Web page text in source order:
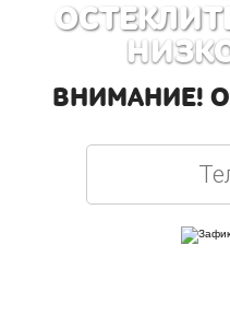
ВНИМАНИЕ!